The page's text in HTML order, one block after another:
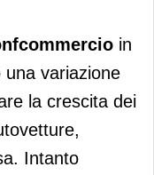
in
una variazione
la crescita dei
Intanto